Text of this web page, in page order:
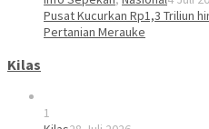
Pusat Kucurkan Rp1,3 Triliun
Pertanian Merauke
Kilas
1